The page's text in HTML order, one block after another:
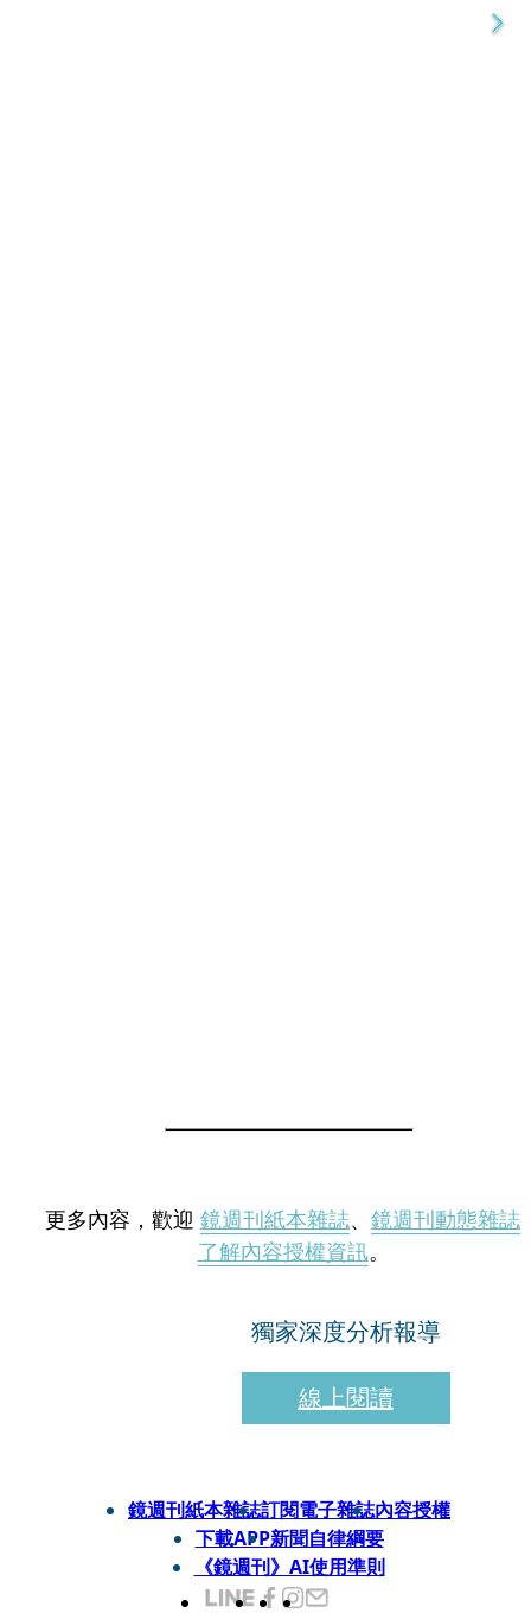
更多內容，歡迎 鏡週刊紙本雜誌、 鏡週刊動態雜誌
了解內容授權資訊。
獨家深度分析報導
線上閱讀
鏡週刊紙本雜誌訂閱電子雜誌內容授權
下載APP新聞自律綱要
《鏡週刊》AI使用準則